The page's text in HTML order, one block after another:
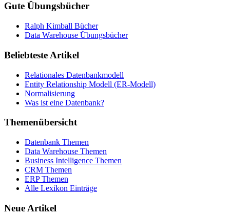
Gute Übungsbücher
Ralph Kimball Bücher
Data Warehouse Übungsbücher
Beliebteste Artikel
Relationales Datenbankmodell
Entity Relationship Modell (ER-Modell)
Normalisierung
Was ist eine Datenbank?
Themenübersicht
Datenbank Themen
Data Warehouse Themen
Business Intelligence Themen
CRM Themen
ERP Themen
Alle Lexikon Einträge
Neue Artikel